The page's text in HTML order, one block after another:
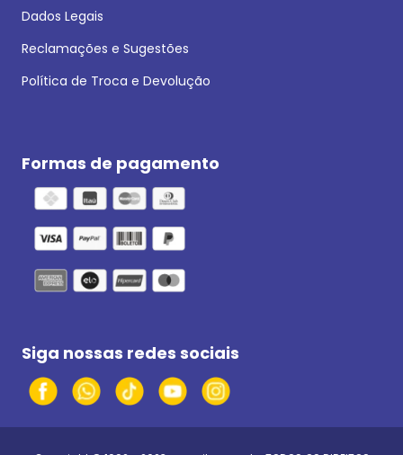
Dados Legais
Reclamações e Sugestões
Política de Troca e Devolução
Formas de pagamento
Siga nossas redes sociais